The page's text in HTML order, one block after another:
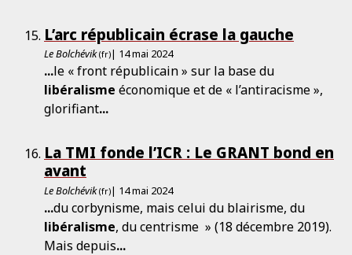
L’arc républicain écrase la gauche
Le Bolchévik (fr)| 14 mai 2024
...le « front républicain » sur la base du
libéralisme économique et de « l’antiracisme »,
glorifiant...
La TMI fonde l’ICR : Le GRANT bond en
avant
Le Bolchévik (fr)| 14 mai 2024
...du corbynisme, mais celui du blairisme, du
libéralisme, du centrisme » (18 décembre 2019).
Mais depuis...